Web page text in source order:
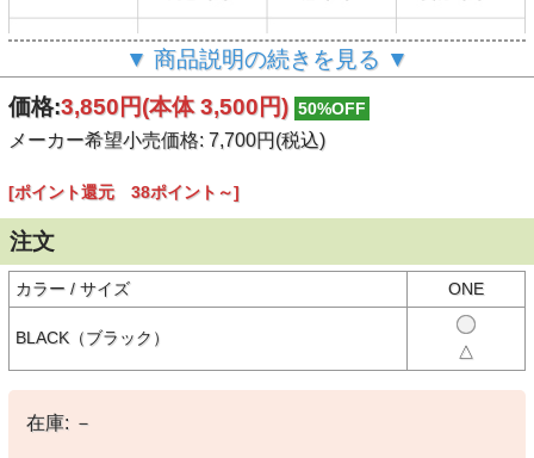
（単位：cm）
日常使いにぴったりなサイズ感の、アンジュ シュエットのかごバッ
グです。
素材はフィリピンに自生する水草の一種『バンカン』を使用。
丈夫で型崩れしにくいのが特徴です。
バッグ口は風呂敷仕様で上部を結ぶデザイン、また内部には小物の収
納に便利なポケットがあります。
【素材】
○持ち手部分：キャンバス
【生産国】
▼ 商品説明の続きを見る ▼
価格:3,850円(本体 3,500円) 50%OFF
メーカー希望小売価格: 7,700円(税込)
[ポイント還元 38ポイント～]
注文
カラー / サイズ ONE
BLACK（ブラック）
△
在庫: －